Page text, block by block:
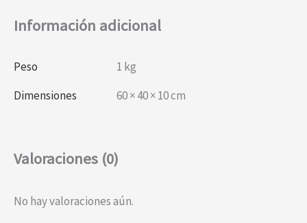
Información adicional
Peso
1 kg
Dimensiones
60 × 40 × 10 cm
Valoraciones (0)
No hay valoraciones aún.